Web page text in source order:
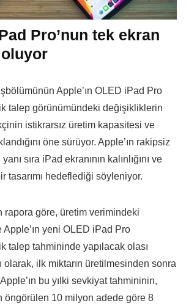
Pro’nun tek ekran
Apple’ın OLED iPad Pro
talep görünümündeki değişikliklerin
istikrarsız üretim kapasitesi ve
öne sürüyor. Apple’ın rakipsiz
sıra iPad ekranının kalınlığını ve
tasarımı hedeflediği söyleniyor.
rapora göre, üretim verimindeki
yeni ‌OLED ‌iPad‌ Pro‌
talep tahmininde yapılacak olası
olarak, ilk miktarın üretilmesinden sonra
bu yılki sevkiyat tahmininin,
öngörülen 10 milyon adede göre 8